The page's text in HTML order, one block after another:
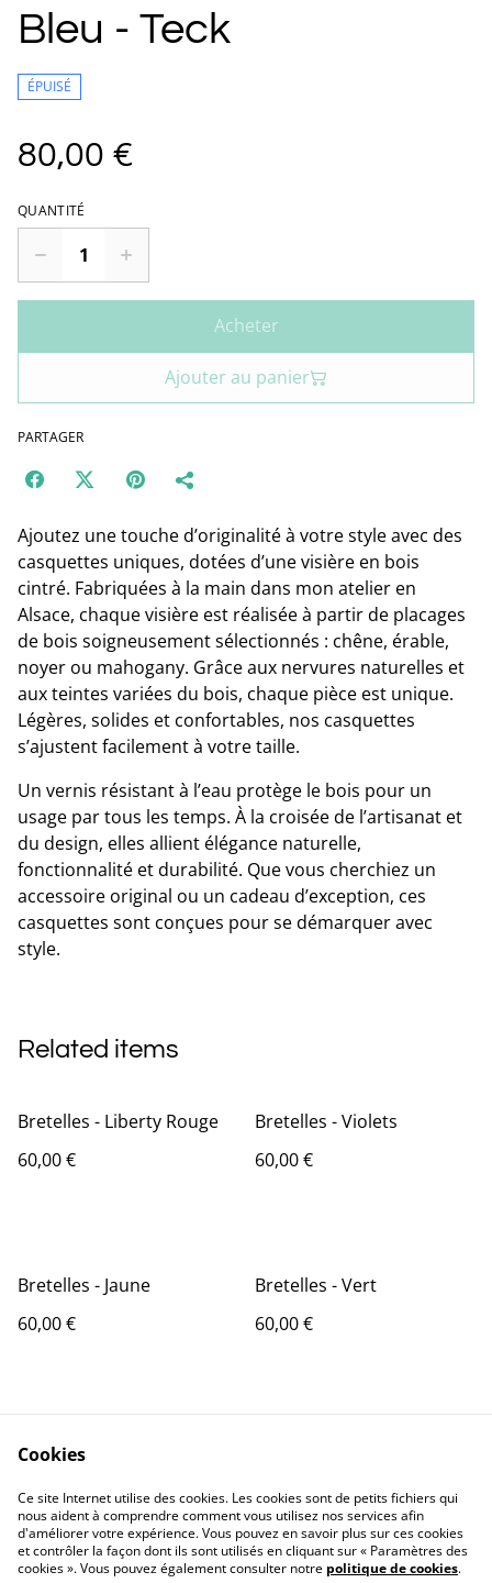
Bleu - Teck
ÉPUISÉ
80,00 €
QUANTITÉ
Acheter
Ajouter au panier
PARTAGER
Ajoutez une touche d’originalité à votre style avec des
casquettes uniques, dotées d’une visière en bois
cintré. Fabriquées à la main dans mon atelier en
Alsace, chaque visière est réalisée à partir de placages
de bois soigneusement sélectionnés : chêne, érable,
noyer ou mahogany. Grâce aux nervures naturelles et
aux teintes variées du bois, chaque pièce est unique.
Légères, solides et confortables, nos casquettes
s’ajustent facilement à votre taille.
Un vernis résistant à l’eau protège le bois pour un
usage par tous les temps. À la croisée de l’artisanat et
du design, elles allient élégance naturelle,
fonctionnalité et durabilité. Que vous cherchiez un
accessoire original ou un cadeau d’exception, ces
casquettes sont conçues pour se démarquer avec
style.
Related items
Bretelles - Liberty Rouge
60,00 €
Bretelles - Violets
60,00 €
Bretelles - Jaune
60,00 €
Bretelles - Vert
60,00 €
Contactez-nous
Conditions
Politique de
confidentialité
Politique de cookies
Cookies
Ce site Internet utilise des cookies. Les cookies sont de petits fichiers qui
nous aident à comprendre comment vous utilisez nos services afin
d'améliorer votre expérience. Vous pouvez en savoir plus sur ces cookies
et contrôler la façon dont ils sont utilisés en cliquant sur « Paramètres des
cookies ». Vous pouvez également consulter notre politique de cookies.